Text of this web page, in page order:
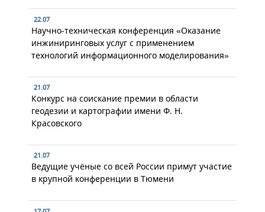
22.07
Научно-техническая конференция «Оказание
инжиниринговых услуг с применением
технологий информационного моделирования»
21.07
Конкурс на соискание премии в области
геодезии и картографии имени Ф. Н.
Красовского
21.07
Ведущие учёные со всей России примут участие
в крупной конференции в Тюмени